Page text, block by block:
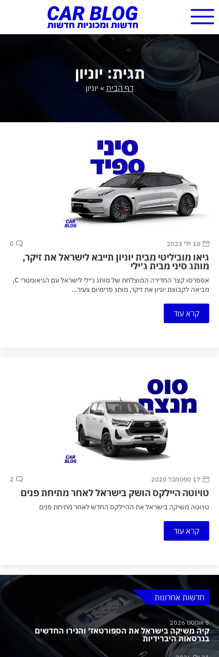
תגית: יוניון
דף הבית » יוניון
10 יולי 2023 0
גיאו מוביליטי מבית יוניון תייבא לישראל את זיקר,
מותג סיני מבית ג׳ילי
אספרסו קצר החדירה המוצלחת של מותג ג׳ילי לישראל עם הגיאומטרי C,
מביאה לקבוצת יוניון את זיקר, מותג פרימיום צעיר...
קרא עוד
17 ספטמבר 2020 2
טויוטה היילקס הושק בישראל לאחר מתיחת פנים
טויוטה משיקה בישראל את ההיילקס החדש לאחר מתיחת פנים
קרא עוד
חדשות אחרונות
5 אוגוסט 2026
קיה משיקה בישראל את הספורטאז׳ והנירו החדשים
בגרסאות היברידיות